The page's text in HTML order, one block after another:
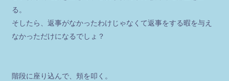
る。
そしたら、返事がなかったわけじゃなくて返事をする暇を与え
なかっただけになるでしょ？
階段に座り込んで、頬を叩く。